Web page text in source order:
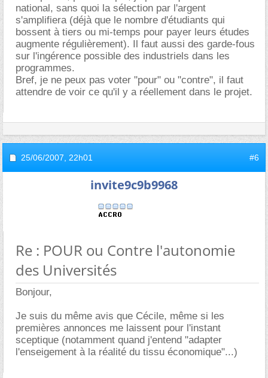
national, sans quoi la sélection par l'argent
s'amplifiera (déjà que le nombre d'étudiants qui
bossent à tiers ou mi-temps pour payer leurs études
augmente régulièrement). Il faut aussi des garde-fous
sur l'ingérence possible des industriels dans les
programmes.
Bref, je ne peux pas voter "pour" ou "contre", il faut
attendre de voir ce qu'il y a réellement dans le projet.
25/06/2007, 22h01 #6
invite9c9b9968
Re : POUR ou Contre l'autonomie
des Universités
Bonjour,
Je suis du même avis que Cécile, même si les
premières annonces me laissent pour l'instant
sceptique (notamment quand j'entend "adapter
l'enseigement à la réalité du tissu économique"...)